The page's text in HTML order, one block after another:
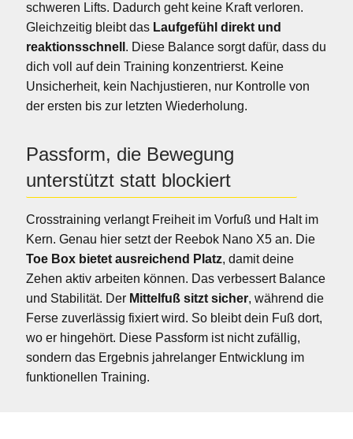
schweren Lifts. Dadurch geht keine Kraft verloren.
Gleichzeitig bleibt das Laufgefühl direkt und
reaktionsschnell . Diese Balance sorgt dafür, dass du
dich voll auf dein Training konzentrierst. Keine
Unsicherheit, kein Nachjustieren, nur Kontrolle von
der ersten bis zur letzten Wiederholung.
Passform, die Bewegung
unterstützt statt blockiert
Crosstraining verlangt Freiheit im Vorfuß und Halt im
Kern. Genau hier setzt der Reebok Nano X5 an. Die
Toe Box bietet ausreichend Platz, damit deine
Zehen aktiv arbeiten können. Das verbessert Balance
und Stabilität. DerMittelfuß sitzt sicher, während die
Ferse zuverlässig fixiert wird. So bleibt dein Fuß dort,
wo er hingehört. Diese Passform ist nicht zufällig,
sondern das Ergebnis jahrelanger Entwicklung im
funktionellen Training.